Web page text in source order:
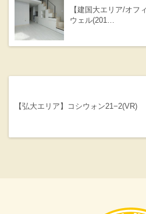
【建国大エリア/オフ
ウェル(201…
【弘大エリア】コシウォン21−2(VR)